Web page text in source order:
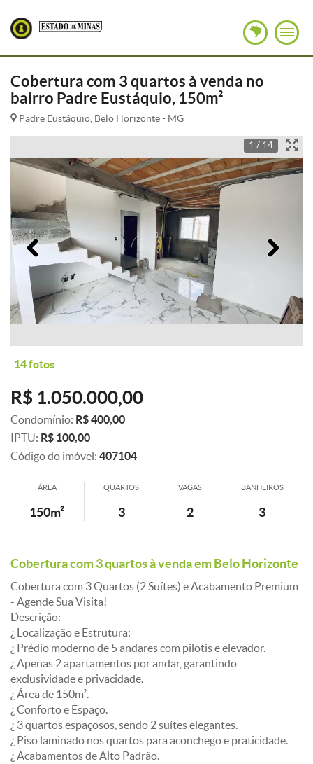
Cobertura com 3 quartos à venda no
bairro Padre Eustáquio, 150m²
Padre Eustáquio, Belo Horizonte - MG
1 / 14
Anterior
14 fotos
R$ 1.050.000,00
Condomínio: R$ 400,00
IPTU: R$ 100,00
Código do imóvel: 407104
ÁREA
150m²
QUARTOS
3
VAGAS
2
BANHEIROS
3
Cobertura com 3 quartos à venda em Belo Horizonte
Cobertura com 3 Quartos (2 Suítes) e Acabamento Premium
- Agende Sua Visita!
Descrição:
¿ Localização e Estrutura:
¿ Prédio moderno de 5 andares com pilotis e elevador.
¿ Apenas 2 apartamentos por andar, garantindo
exclusividade e privacidade.
¿ Área de 150m².
¿ Conforto e Espaço.
¿ 3 quartos espaçosos, sendo 2 suítes elegantes.
¿ Piso laminado nos quartos para aconchego e praticidade.
¿ Acabamentos de Alto Padrão.